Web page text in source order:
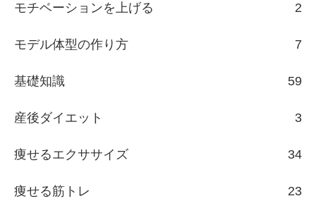
モチベーションを上げる 2
モデル体型の作り方 7
基礎知識 59
産後ダイエット 3
痩せるエクササイズ 34
痩せる筋トレ 23